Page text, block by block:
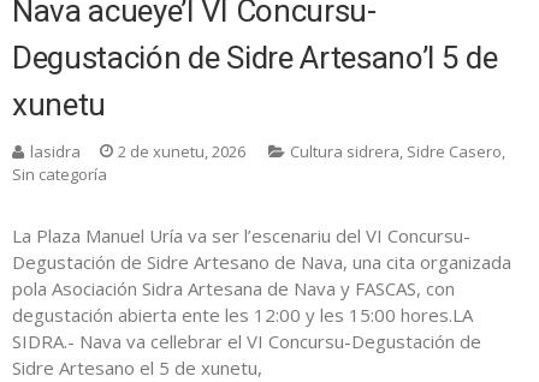
Nava acueye’l VI Concursu-
Degustación de Sidre Artesano’l 5 de
xunetu
lasidra 2 de xunetu, 2026 Cultura sidrera, Sidre Casero,
Sin categoría
La Plaza Manuel Uría va ser l’escenariu del VI Concursu-
Degustación de Sidre Artesano de Nava, una cita organizada
pola Asociación Sidra Artesana de Nava y FASCAS, con
degustación abierta ente les 12:00 y les 15:00 hores.LA
SIDRA.- Nava va cellebrar el VI Concursu-Degustación de
Sidre Artesano el 5 de xunetu,